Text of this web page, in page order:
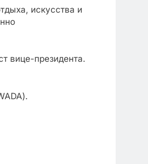
искусства и
вице-президента.